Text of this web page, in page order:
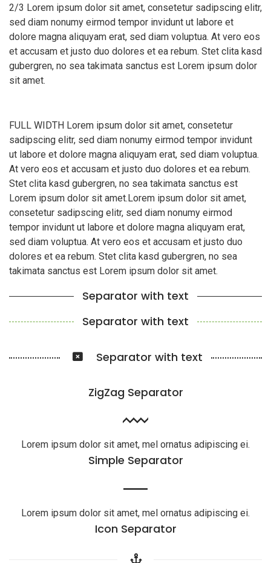
2/3 Lorem ipsum dolor sit amet, consetetur sadipscing elitr,
sed diam nonumy eirmod tempor invidunt ut labore et
dolore magna aliquyam erat, sed diam voluptua. At vero eos
et accusam et justo duo dolores et ea rebum. Stet clita kasd
gubergren, no sea takimata sanctus est Lorem ipsum dolor
sit amet.
FULL WIDTH Lorem ipsum dolor sit amet, consetetur
sadipscing elitr, sed diam nonumy eirmod tempor invidunt
ut labore et dolore magna aliquyam erat, sed diam voluptua.
At vero eos et accusam et justo duo dolores et ea rebum.
Stet clita kasd gubergren, no sea takimata sanctus est
Lorem ipsum dolor sit amet.Lorem ipsum dolor sit amet,
consetetur sadipscing elitr, sed diam nonumy eirmod
tempor invidunt ut labore et dolore magna aliquyam erat,
sed diam voluptua. At vero eos et accusam et justo duo
dolores et ea rebum. Stet clita kasd gubergren, no sea
takimata sanctus est Lorem ipsum dolor sit amet.
Separator with text
Separator with text
Separator with text
ZigZag Separator
Lorem ipsum dolor sit amet, mel ornatus adipiscing ei.
Simple Separator
Lorem ipsum dolor sit amet, mel ornatus adipiscing ei.
Icon Separator